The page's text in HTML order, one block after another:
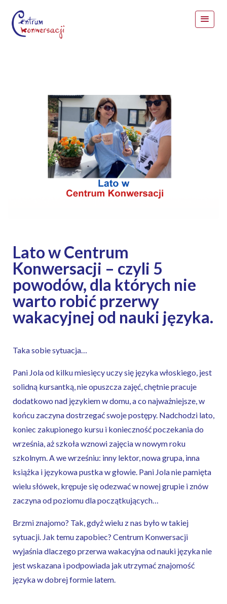
Lato w Centrum
Konwersacji – czyli 5
powodów, dla których nie
warto robić przerwy
wakacyjnej od nauki języka.
Taka sobie sytuacja…
Pani Jola od kilku miesięcy uczy się języka włoskiego, jest
solidną kursantką, nie opuszcza zajęć, chętnie pracuje
dodatkowo nad językiem w domu, a co najważniejsze, w
końcu zaczyna dostrzegać swoje postępy. Nadchodzi lato,
koniec zakupionego kursu i konieczność poczekania do
września, aż szkoła wznowi zajęcia w nowym roku
szkolnym. A we wrześniu: inny lektor, nowa grupa, inna
książka i językowa pustka w głowie. Pani Jola nie pamięta
wielu słówek, krępuje się odezwać w nowej grupie i znów
zaczyna od poziomu dla początkujących…
Brzmi znajomo? Tak, gdyż wielu z nas było w takiej
sytuacji. Jak temu zapobiec? Centrum Konwersacji
wyjaśnia dlaczego przerwa wakacyjna od nauki języka nie
jest wskazana i podpowiada jak utrzymać znajomość
języka w dobrej formie latem.